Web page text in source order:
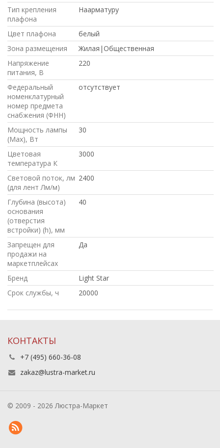
Тип крепления
плафона
Наарматуру
Цвет плафона
белый
Зона размещения
Жилая|Общественная
Напряжение
питания, В
220
Федеральный
номенклатурный
номер предмета
снабжения (ФНН)
отсутствует
Мощность лампы
(Max), Вт
30
Цветовая
температура К
3000
Световой поток, лм
(для лент Лм/м)
2400
Глубина (высота)
основания
(отверстия
встройки) (h), мм
40
Запрещен для
продажи на
маркетплейсах
Да
Бренд
Light Star
Срок службы, ч
20000
КОНТАКТЫ
+7 (495) 660-36-08
zakaz@lustra-market.ru
© 2009 - 2026 Люстра-Маркет